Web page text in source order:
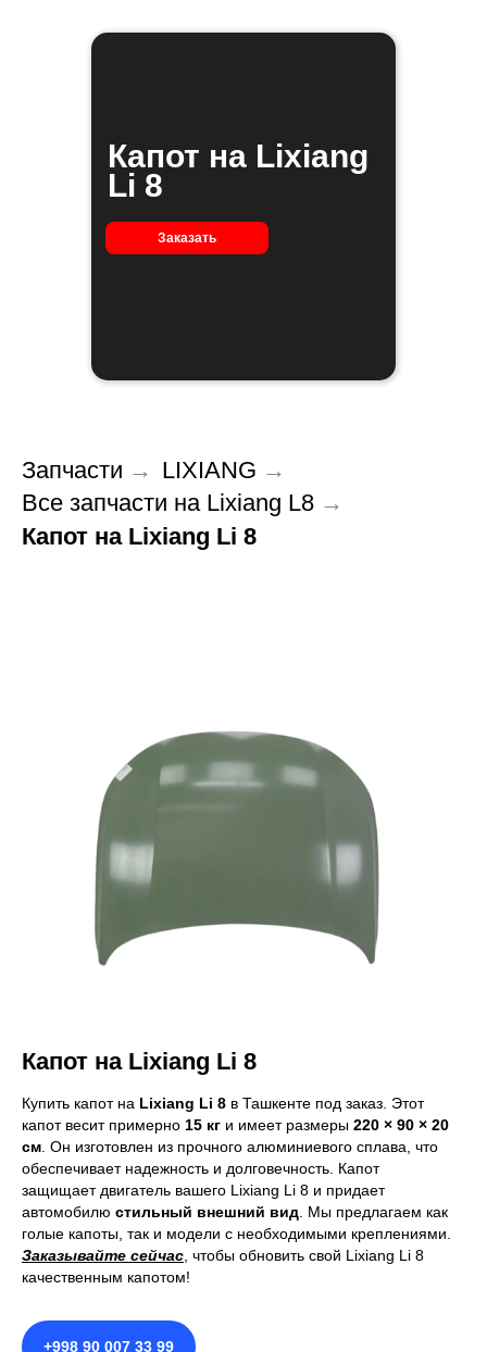
Капот на Lixiang
Li 8
Заказать
Запчасти → LIXIANG →
Все запчасти на Lixiang L8 →
Капот на Lixiang Li 8
Капот на Lixiang Li 8
Купить капот на Lixiang Li 8 в Ташкенте под заказ. Этот
капот весит примерно 15 кг и имеет размеры 220 × 90 × 20
см . Он изготовлен из прочного алюминиевого сплава, что
обеспечивает надежность и долговечность. Капот
защищает двигатель вашего Lixiang Li 8 и придает
автомобилю стильный внешний вид . Мы предлагаем как
голые капоты, так и модели с необходимыми креплениями.
Заказывайте сейчас , чтобы обновить свой Lixiang Li 8
качественным капотом!
+998 90 007 33 99